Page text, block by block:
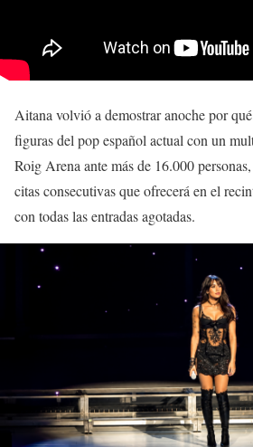
Aitana volvió a demostrar anoche por
figuras del pop español actual con un
Roig Arena ante más de 16.000
citas consecutivas que ofrecerá en el
con todas las entradas agotadas.